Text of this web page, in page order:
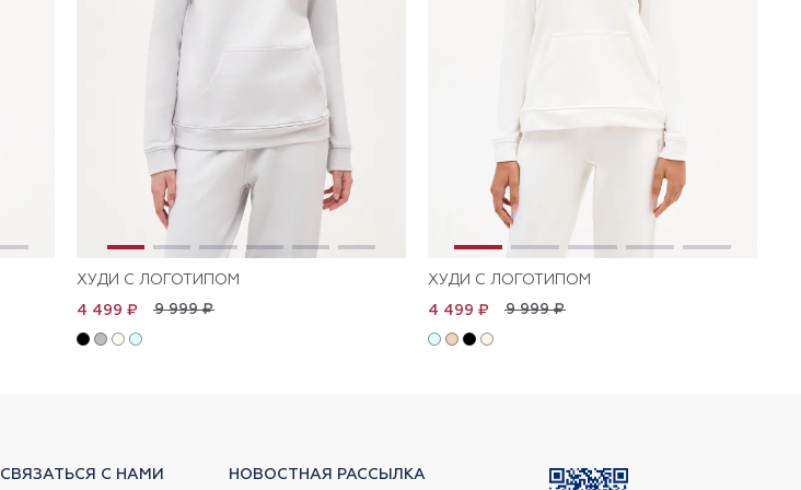
ХУДИ С ЛОГОТИПОМ
9 999 ₽
4 499 ₽
ХУДИ С ЛОГОТИПОМ
9 999 ₽
4 499 ₽
СВЯЗАТЬСЯ С НАМИ НОВОСТНАЯ РАССЫЛКА